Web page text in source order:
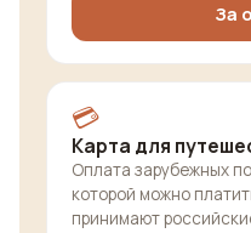
За
💳
Карта для
Оплата зарубежных
которой можно
принимают